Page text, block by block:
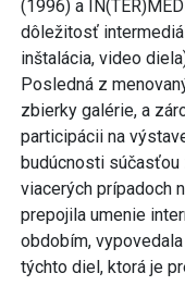
(1996) a
dôležitosť
inštalácia, video
Posledná z
zbierky galérie, a
participácii na
budúcnosti
viacerých prípadoch
prepojila umenie
obdobím,
týchto diel, ktorá je